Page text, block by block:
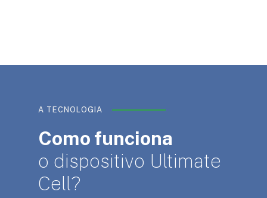
A TECNOLOGIA
Como funciona
o dispositivo Ultimate
Cell?